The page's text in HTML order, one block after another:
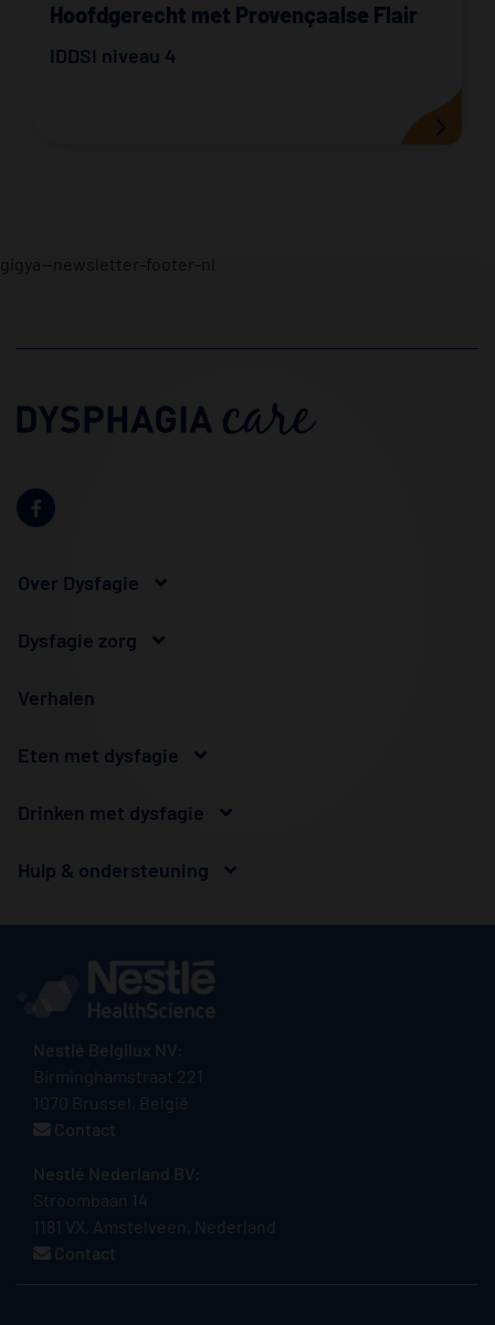
Hoofdgerecht met Provençaalse Flair
IDDSI niveau 4
gigya--newsletter-footer-nl
Over Dysfagie
Dysfagie zorg
Verhalen
Eten met dysfagie
Drinken met dysfagie
Hulp & ondersteuning
Nestlé Belgilux NV:
Birminghamstraat 221
1070 Brussel, België
Contact
Nestlé Nederland BV:
Stroombaan 14
1181 VX, Amstelveen, Nederland
Contact